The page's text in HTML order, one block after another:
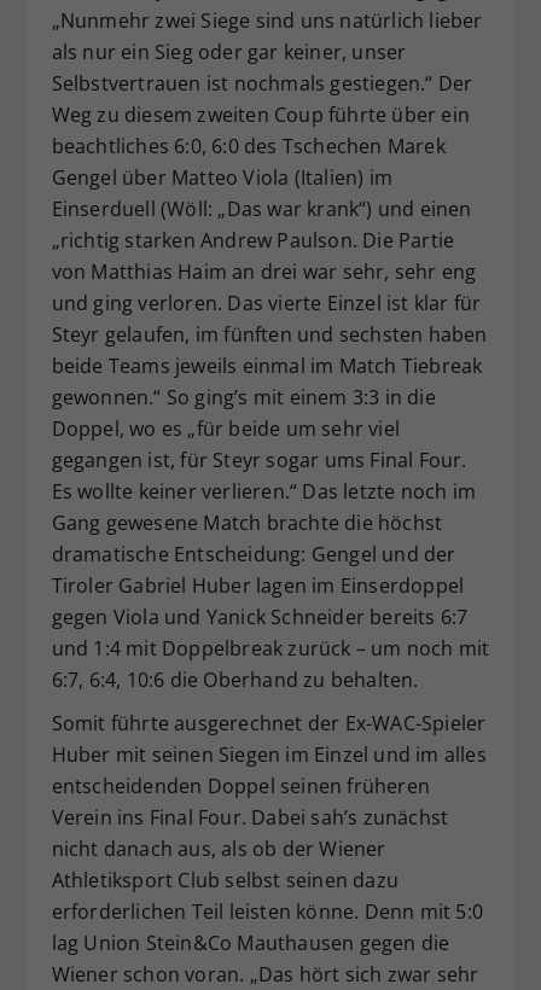
„Nunmehr zwei Siege sind uns natürlich lieber
als nur ein Sieg oder gar keiner, unser
Selbstvertrauen ist nochmals gestiegen.“ Der
Weg zu diesem zweiten Coup führte über ein
beachtliches 6:0, 6:0 des Tschechen Marek
Gengel über Matteo Viola (Italien) im
Einserduell (Wöll: „Das war krank“) und einen
„richtig starken Andrew Paulson. Die Partie
von Matthias Haim an drei war sehr, sehr eng
und ging verloren. Das vierte Einzel ist klar für
Steyr gelaufen, im fünften und sechsten haben
beide Teams jeweils einmal im Match Tiebreak
gewonnen.“ So ging’s mit einem 3:3 in die
Doppel, wo es „für beide um sehr viel
gegangen ist, für Steyr sogar ums Final Four.
Es wollte keiner verlieren.“ Das letzte noch im
Gang gewesene Match brachte die höchst
dramatische Entscheidung: Gengel und der
Tiroler Gabriel Huber lagen im Einserdoppel
gegen Viola und Yanick Schneider bereits 6:7
und 1:4 mit Doppelbreak zurück – um noch mit
6:7, 6:4, 10:6 die Oberhand zu behalten.
Somit führte ausgerechnet der Ex-WAC-Spieler
Huber mit seinen Siegen im Einzel und im alles
entscheidenden Doppel seinen früheren
Verein ins Final Four. Dabei sah’s zunächst
nicht danach aus, als ob der Wiener
Athletiksport Club selbst seinen dazu
erforderlichen Teil leisten könne. Denn mit 5:0
lag Union Stein&Co Mauthausen gegen die
Wiener schon voran. „Das hört sich zwar sehr